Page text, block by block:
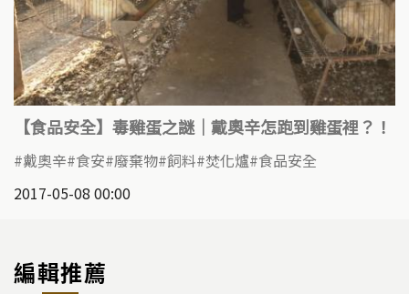
【食品安全】毒雞蛋之謎｜戴奧辛怎跑到雞蛋裡？！
戴奧辛 食安 廢棄物 飼料 焚化爐 食品安全
2017-05-08 00:00
編輯推薦